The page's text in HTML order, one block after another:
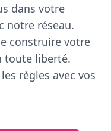
dans votre
notre réseau.
construire votre
toute liberté.
règles avec vos